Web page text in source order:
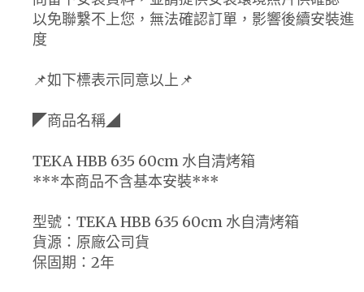
以免聯繫不上您，無法確認訂單，影響後續安裝進
度
📌如下標表示同意以上📌
◤商品名稱◢
TEKA HBB 635 60cm 水自清烤箱
***本商品不含基本安裝***
型號：TEKA HBB 635 60cm 水自清烤箱
貨源：原廠公司貨
保固期：2年